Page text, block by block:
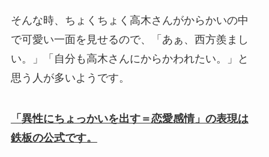
そんな時、ちょくちょく高木さんがからかいの中
で可愛い一面を見せるので、「あぁ、西方羨まし
い。」「自分も高木さんにからかわれたい。」と
思う人が多いようです。
「異性にちょっかいを出す＝恋愛感情」の表現は
鉄板の公式です。